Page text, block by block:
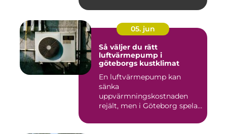
05. jun
Så väljer du rätt
luftvärmepump i
göteborgs kustklimat
En luftvärmepump kan
sänka
uppvärmningskostnaden
rejält, men i Göteborg spelar